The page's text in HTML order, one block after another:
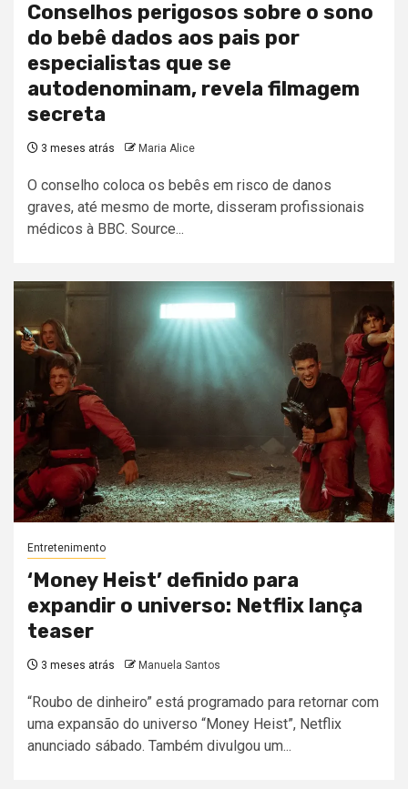
Conselhos perigosos sobre o sono
do bebê dados aos pais por
especialistas que se
autodenominam, revela filmagem
secreta
3 meses atrás Maria Alice
O conselho coloca os bebês em risco de danos
graves, até mesmo de morte, disseram profissionais
médicos à BBC. Source...
Entretenimento
‘Money Heist’ definido para
expandir o universo: Netflix lança
teaser
3 meses atrás Manuela Santos
“Roubo de dinheiro” está programado para retornar com
uma expansão do universo “Money Heist”, Netflix
anunciado sábado. Também divulgou um...